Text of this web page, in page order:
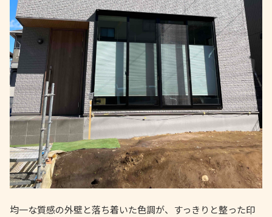
均一な質感の外壁と落ち着いた色調が、すっきりと整った印